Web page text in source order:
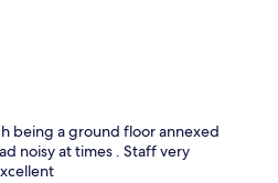
being a ground floor annexed
noisy at times . Staff very